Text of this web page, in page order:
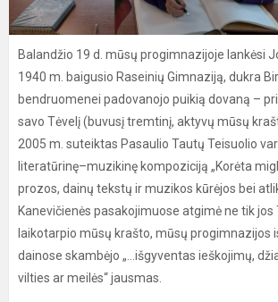
Balandžio 19 d. mūsų progimnazijoje lankėsi
1940 m. baigusio Raseinių Gimnaziją, dukra
bendruomenei padovanojo puikią dovaną –
savo Tėvelį (buvusį tremtinį, aktyvų mūsų
2005 m. suteiktas Pasaulio Tautų Teisuolio
literatūrinę–muzikinę kompoziciją „Korėta
prozos, dainų tekstų ir muzikos kūrėjos bei
Kanevičienės pasakojimuose atgimė ne tik jos
laikotarpio mūsų krašto, mūsų progimnazijos
dainose skambėjo „...išgyventas ieškojimų,
vilties ar meilės“ jausmas.